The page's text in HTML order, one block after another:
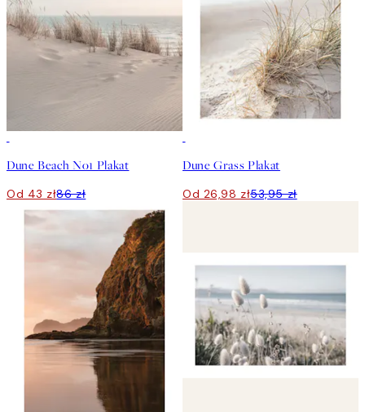
Dune Beach No1 Plakat
Od 43 zł86 zł
Dune Grass Plakat
Od 26,98 zł53,95 zł